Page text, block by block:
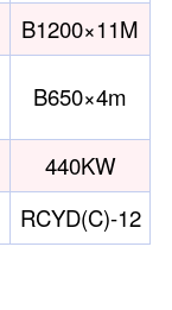
B1200×11M
B650×4m
440KW
RCYD(C)-12